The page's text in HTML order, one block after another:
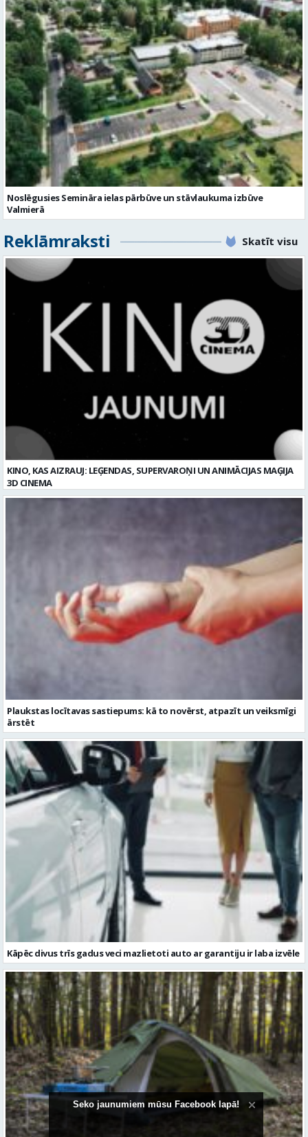
Noslēgusies Semināra ielas pārbūve un stāvlaukuma izbūve
Valmierā
Reklāmraksti Skatīt visu
KINO, KAS AIZRAUJ: LEĢENDAS, SUPERVAROŅI UN ANIMĀCIJAS MAĢIJA
3D CINEMA
Plaukstas locītavas sastiepums: kā to novērst, atpazīt un veiksmīgi
ārstēt
Kāpēc divus trīs gadus veci mazlietoti auto ar garantiju ir laba izvēle
Seko jaunumiem mūsu Facebook lapā!